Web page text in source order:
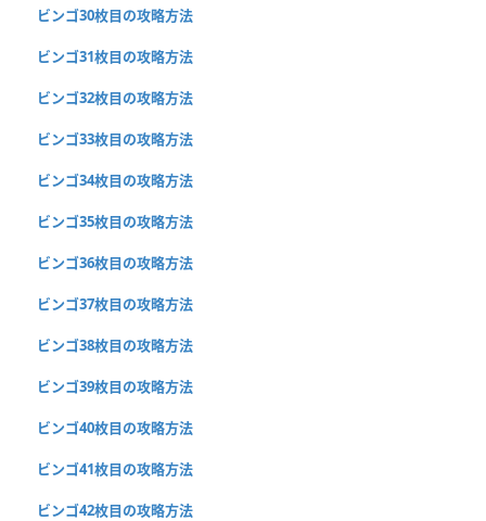
ビンゴ30枚目の攻略方法
ビンゴ31枚目の攻略方法
ビンゴ32枚目の攻略方法
ビンゴ33枚目の攻略方法
ビンゴ34枚目の攻略方法
ビンゴ35枚目の攻略方法
ビンゴ36枚目の攻略方法
ビンゴ37枚目の攻略方法
ビンゴ38枚目の攻略方法
ビンゴ39枚目の攻略方法
ビンゴ40枚目の攻略方法
ビンゴ41枚目の攻略方法
ビンゴ42枚目の攻略方法